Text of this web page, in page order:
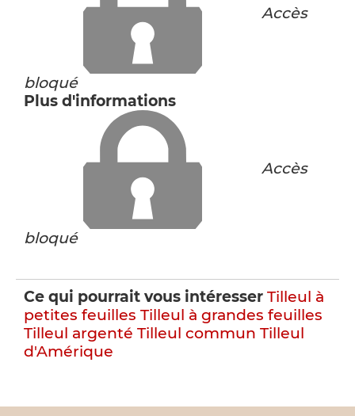
Accès
bloqué
Plus d'informations
Accès
bloqué
Ce qui pourrait vous intéresser Tilleul à
petites feuilles Tilleul à grandes feuilles
Tilleul argenté Tilleul commun Tilleul
d'Amérique